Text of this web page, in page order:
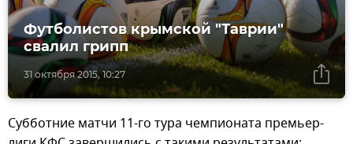
31 октября 2015, 10:27
Футболистов крымской "Таврии"
свалил грипп
Субботние матчи 11-го тура чемпионата премьер-